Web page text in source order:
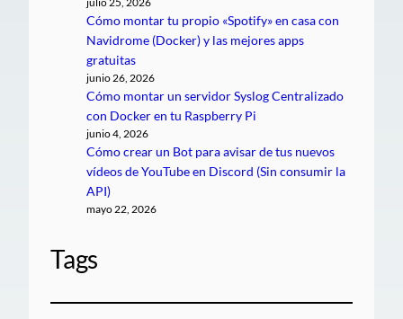
julio 25, 2026
Cómo montar tu propio «Spotify» en casa con
Navidrome (Docker) y las mejores apps
gratuitas
junio 26, 2026
Cómo montar un servidor Syslog Centralizado
con Docker en tu Raspberry Pi
junio 4, 2026
Cómo crear un Bot para avisar de tus nuevos
vídeos de YouTube en Discord (Sin consumir la
API)
mayo 22, 2026
Tags